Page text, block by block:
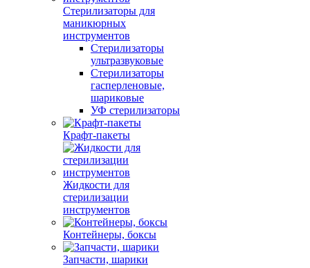
Стерилизаторы для
маникюрных
инструментов
Стерилизаторы
ультразвуковые
Стерилизаторы
гасперленовые,
шариковые
УФ стерилизаторы
Крафт-пакеты
Жидкости для
стерилизации
инструментов
Контейнеры, боксы
Запчасти, шарики